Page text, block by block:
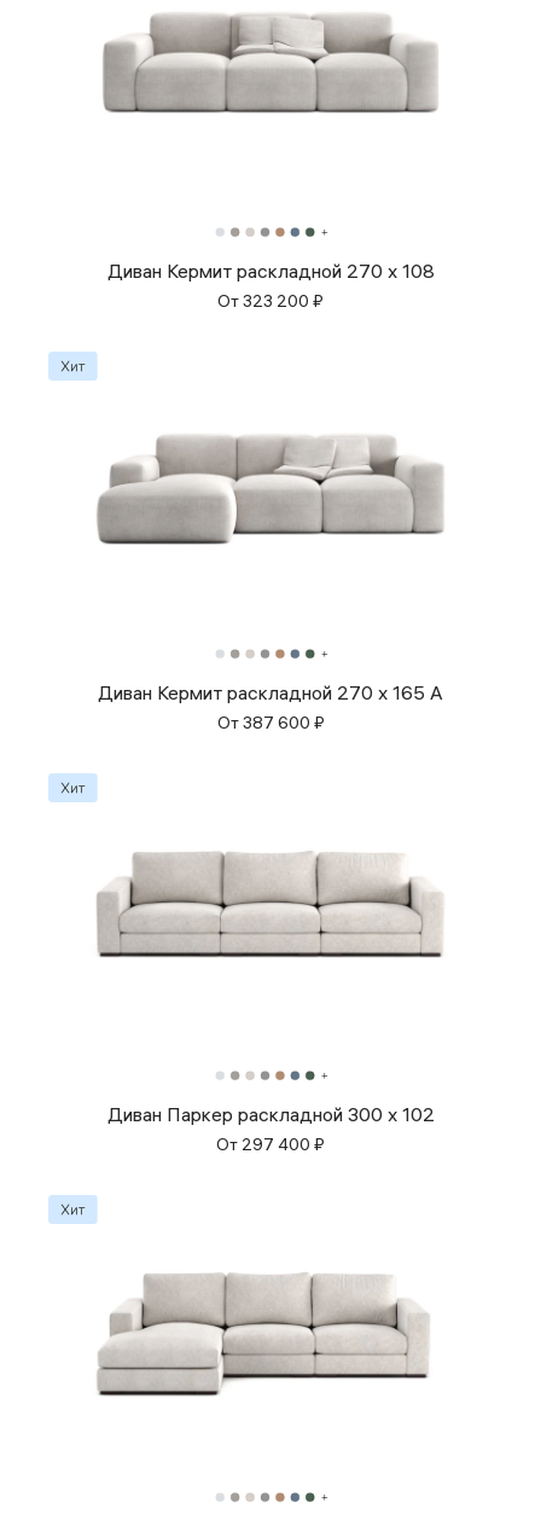
Диван Кермит раскладной 270 x 108
От323 200 ₽
Диван Кермит раскладной 270 x 165 A
От387 600 ₽
Диван Паркер раскладной 300 x 102
От 297 400 ₽